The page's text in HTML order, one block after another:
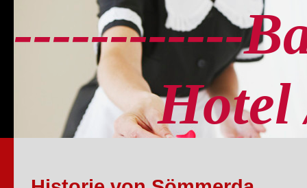
------------
Hotel /